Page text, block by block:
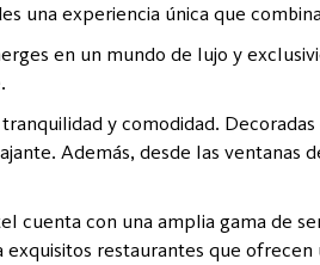
una experiencia única que
en un mundo de lujo y
y comodidad.
Además, desde las ventanas
con una amplia gama de
restaurantes que